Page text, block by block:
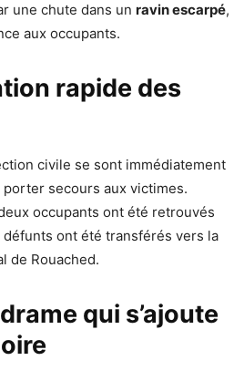
une chute dans un ravin escarpé,
aux occupants.
rapide des
civile se sont immédiatement
secours aux victimes.
occupants ont été retrouvés
défunts ont été transférés vers la
de Rouached.
qui s’ajoute